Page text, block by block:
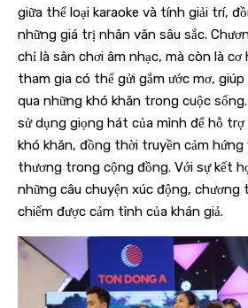
giữa thể loại karaoke và tính giải trí,
những giá trị nhân văn sâu sắc.
chỉ là sân chơi âm nhạc, mà còn là cơ
tham gia có thể gửi gắm ước mơ,
qua những khó khăn trong cuộc
sử dụng giọng hát của mình để hỗ
khó khăn, đồng thời truyền cảm
thương trong cộng đồng. Với sự kết
những câu chuyện xúc động,
chiếm được cảm tình của khán giả.